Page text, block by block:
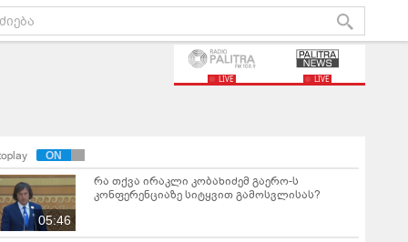
LIVE LIVE
05:46
რა თქვა ირაკლი კობახიძემ გაერო-ს
კონფერენციაზე სიტყვით გამოსვლისას?